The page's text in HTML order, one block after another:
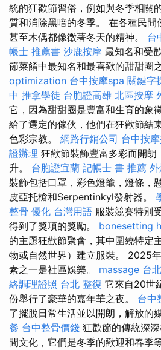
統的狂歡節習俗，例如與冬季相關
質和消除黑暗的冬季。 在各種民間
甚至木偶都像徵著冬天的精神。 台
帳士 推薦書 沙鹿按摩 最知名和受
節菜餚中最知名和最喜歡的甜甜圈
optimization 台中按摩spa 關鍵字
中 推拿學徒 台胞證高雄 北區按摩
它，因為甜甜圈是豐富和生育的象
給了選定的傢伙，他們在狂歡節結
色彩宗教。 網路行銷公司 台中按
證辦理 狂歡節裝飾豐富多彩而開朗
升。 台胞證宜蘭 記帳士 書 推薦
裝飾包括口罩，彩色燈籠，燈條，
皮亞托槍和Serpentinkyl發射器。
整骨 優化 台灣用語 服裝競賽特別
得到了獎項的獎勵。 bonesetting
的主題狂歡節聚會，其中圍繞特定
物或自然世界）建立服裝。 2025
素之一是社區娛樂。 massage 台
絡調理證照 台北 整復 它來自20世
份舉行了豪華的嘉年華之夜。 台中
了擺脫日常生活並以開朗，解放的
餐 台中整骨價錢 狂歡節的傳統深
間文化，它們是冬季的歡迎和春季